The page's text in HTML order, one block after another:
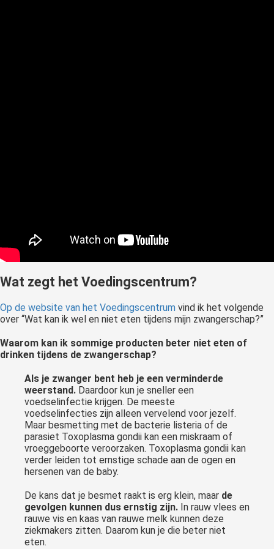
Wat zegt het Voedingscentrum?
Op de website van het Voedingscentrum vind ik het volgende
over “Wat kan ik wel en niet eten tijdens mijn zwangerschap?”
Waarom kan ik sommige producten beter niet eten of
drinken tijdens de zwangerschap?
Als je zwanger bent heb je een verminderde
weerstand. Daardoor kun je sneller een
voedselinfectie krijgen. De meeste
voedselinfecties zijn alleen vervelend voor jezelf.
Maar besmetting met de bacterie listeria of de
parasiet Toxoplasma gondii kan een miskraam of
vroeggeboorte veroorzaken. Toxoplasma gondii kan
verder leiden tot ernstige schade aan de ogen en
hersenen van de baby.
De kans dat je besmet raakt is erg klein, maar de
gevolgen kunnen dus ernstig zijn. In rauw vlees en
rauwe vis en kaas van rauwe melk kunnen deze
ziekmakers zitten. Daarom kun je die beter niet
eten.